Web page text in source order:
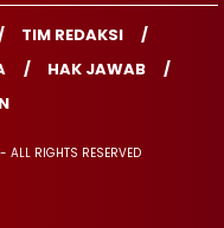
TIM REDAKSI
HAK JAWAB
RIGHTS RESERVED